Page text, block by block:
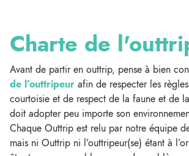
Charte de
Avant de partir en outtrip, pense à bien
de l’outtripeur afin de respecter les
courtoisie et de respect de la faune et de
doit adopter peu importe son
Chaque Outtrip est relu par notre équipe
mais ni Outtrip ni l’outtripeur(se) étant à